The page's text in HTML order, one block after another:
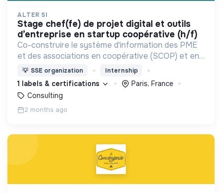
ALTER SI
stage chef(fe) de projet digital et outils
d’entreprise en startup coopérative (h/f)
Co-construire le système d'information des PME
et des associations en coopérative (SCOP) et en
gouvernance partagée (Holacratie).
💡 SSE organization Internship
1 labels & certifications
Paris, France
Consulting
2 months ago